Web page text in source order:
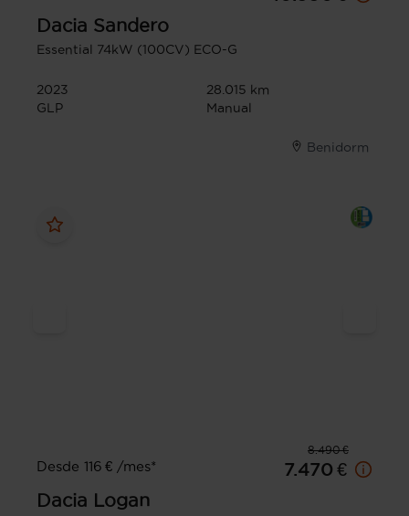
Dacia Sandero
Essential 74kW (100CV) ECO-G
2023
28.015 km
GLP
Manual
Benidorm
8.490 €
Desde 116 € /mes*
7.470 €
Dacia Logan